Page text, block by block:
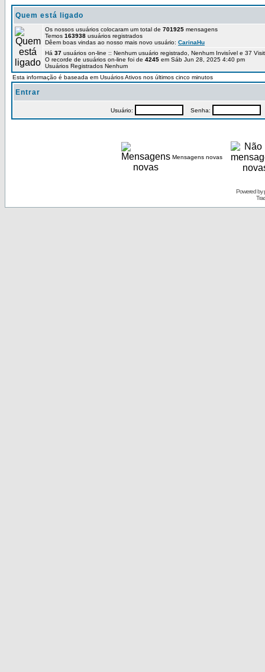
Quem está ligado
Os nossos usuários colocaram um total de 701925 mensagens
Temos 163938 usuários registrados
Dêem boas vindas ao nosso mais novo usuário: CarinaHu
Há 37 usuários on-line :: Nenhum usuário registrado, Nenhum Invisível e 37
O recorde de usuários on-line foi de 4245 em Sáb Jun 28, 2025 4:40 pm
Usuários Registrados Nenhum
Esta informação é baseada em Usuários Ativos nos últimos cinco minutos
Entrar
Usuário: Senha:
Mensagens novas
Powered by